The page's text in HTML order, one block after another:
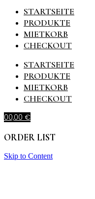
STARTSEITE
PRODUKTE
MIETKORB
CHECKOUT
STARTSEITE
PRODUKTE
MIETKORB
CHECKOUT
00,00 €
ORDER LIST
Skip to Content